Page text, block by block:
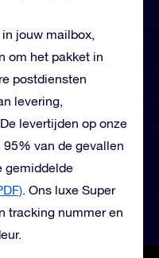
jouw mailbox,
om het pakket in
postdiensten
levering,
levertijden op onze
van de gevallen
gemiddelde
. Ons luxe Super
tracking nummer en